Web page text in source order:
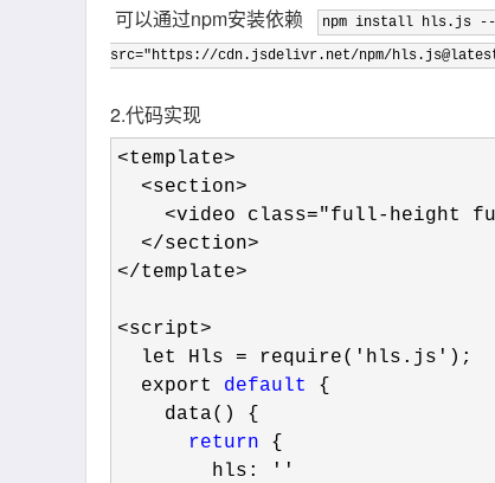
可以通过npm安装依赖
npm install hls.js --
src="https://cdn.jsdelivr.net/npm/
2.代码实现
<template>
</template>
<script>
  let Hls
= require('hls.js' );
  export
default
{
return {
        hls:
''